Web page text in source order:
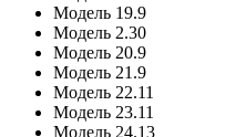
Модель 19.9
Модель 2.30
Модель 20.9
Модель 21.9
Модель 22.11
Модель 23.11
Модель 24.13